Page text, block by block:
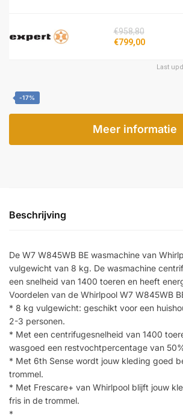
€958,80
€799,00
Last
-17%
Meer informatie
Beschrijving
De W7 W845WB BE wasmachine van
vulgewicht van 8 kg. De wasmachine
een snelheid van 1400 toeren en heeft
Voordelen van de Whirlpool W7 W845WB
* 8 kg vulgewicht: geschikt voor een
2-3 personen.
* Met een centrifugesnelheid van 1400
wasgoed een restvochtpercentage van
* Met 6th Sense wordt jouw kleding goed
trommel.
* Met Frescare+ van Whirlpool blijft jouw
fris in de trommel.
*